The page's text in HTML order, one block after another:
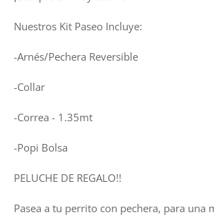
Nuestros Kit Paseo Incluye:
-Arnés/Pechera Reversible
-Collar
-Correa - 1.35mt
-Popi Bolsa
PELUCHE DE REGALO!!
Pasea a tu perrito con pechera, para una